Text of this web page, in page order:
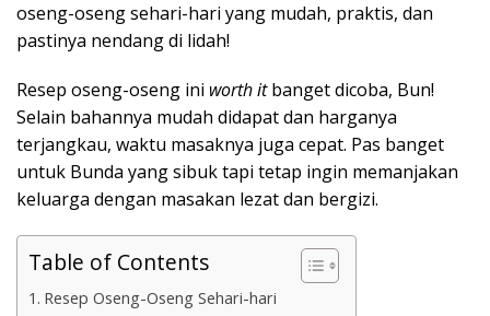
oseng-oseng sehari-hari yang mudah, praktis, dan
pastinya nendang di lidah!
Resep oseng-oseng ini worth itbanget dicoba, Bun!
Selain bahannya mudah didapat dan harganya
terjangkau, waktu masaknya juga cepat. Pas banget
untuk Bunda yang sibuk tapi tetap ingin memanjakan
keluarga dengan masakan lezat dan bergizi.
Table of Contents
Resep Oseng-Oseng Sehari-hari